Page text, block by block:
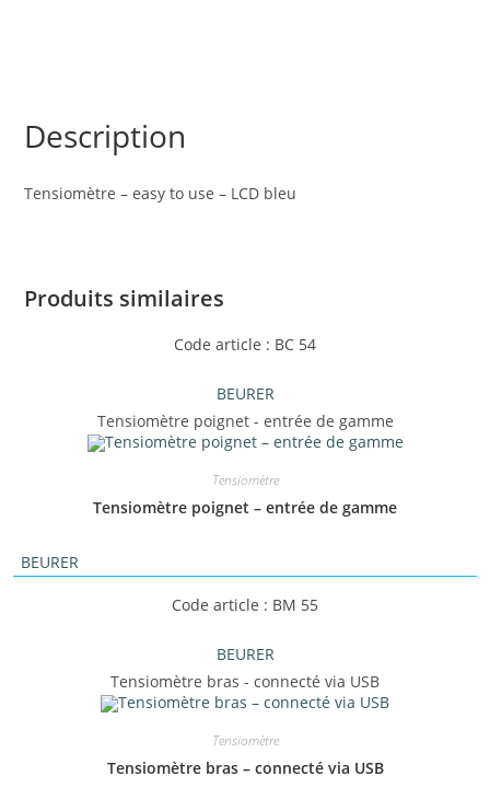
Description
Tensiomètre – easy to use – LCD bleu
Produits similaires
Code article : BC 54
BEURER
Tensiomètre poignet - entrée de gamme
Tensiomètre
Tensiomètre poignet – entrée de gamme
BEURER
Code article : BM 55
BEURER
Tensiomètre bras - connecté via USB
Tensiomètre
Tensiomètre bras – connecté via USB